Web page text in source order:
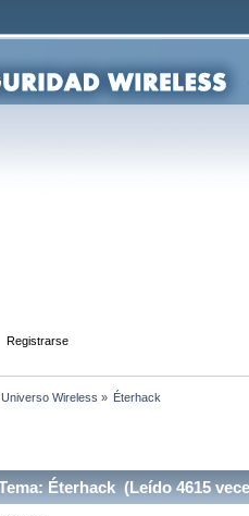
Registrarse
Universo Wireless » Éterhack
Éterhack (Leído 4615